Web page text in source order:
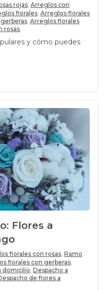
rojas Arreglos con
florales Arreglos florales
Arreglos florales
rosas
y cómo puedes
Flores a
florales con rosas Ramo
florales con gerberas
domicilio Despacho a
de flores a